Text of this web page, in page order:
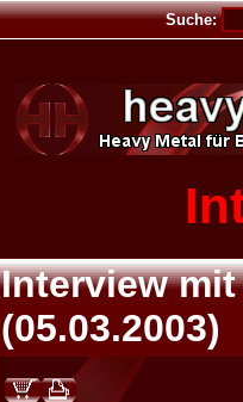
Suche:
Interview
(05.03.2003)